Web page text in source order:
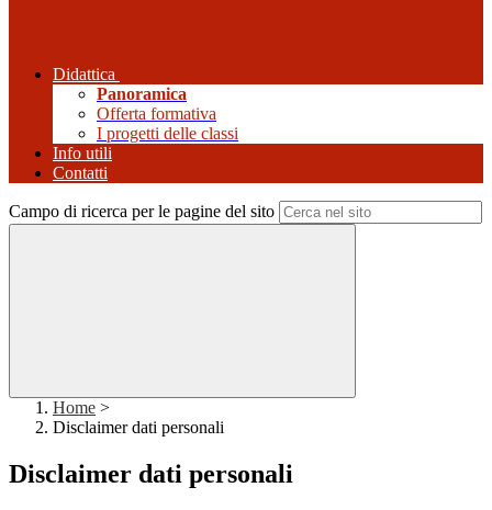
Didattica
Panoramica
Offerta formativa
I progetti delle classi
Info utili
Contatti
Campo di ricerca per le pagine del sito
Home >
Disclaimer dati personali
Disclaimer dati personali